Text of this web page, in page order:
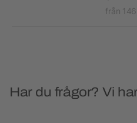
från
Har du frågor? Vi